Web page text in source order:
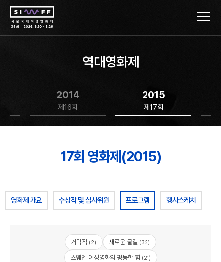
역대영화제
2014
제16회
2015
제17회
17회 영화제(2015)
영화제 개요 수상작 및 심사위원 프로그램 행사스케치
개막작(2) 새로운 물결 (32)
스웨덴 여성영화의 평등한 힘 (21)